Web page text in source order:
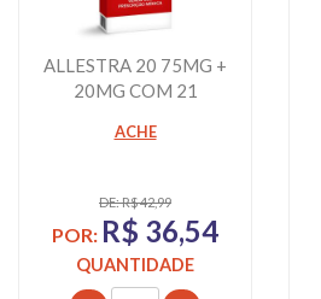
ALLESTRA 20 75MG +
20MG COM 21
ACHE
DE: R$ 42,99
POR: R$ 36,54
QUANTIDADE